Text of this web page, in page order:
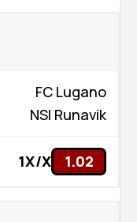
FC Lugano
NSI Runavik
1X/X 1.02